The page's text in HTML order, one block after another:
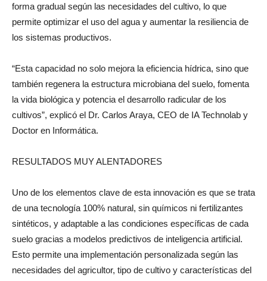
forma gradual según las necesidades del cultivo, lo que
permite optimizar el uso del agua y aumentar la resiliencia de
los sistemas productivos.
“Esta capacidad no solo mejora la eficiencia hídrica, sino que
también regenera la estructura microbiana del suelo, fomenta
la vida biológica y potencia el desarrollo radicular de los
cultivos”, explicó el Dr. Carlos Araya, CEO de IA Technolab y
Doctor en Informática.
RESULTADOS MUY ALENTADORES
Uno de los elementos clave de esta innovación es que se trata
de una tecnología 100% natural, sin químicos ni fertilizantes
sintéticos, y adaptable a las condiciones específicas de cada
suelo gracias a modelos predictivos de inteligencia artificial.
Esto permite una implementación personalizada según las
necesidades del agricultor, tipo de cultivo y características del